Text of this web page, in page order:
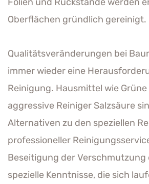
Oberflächen gründlich gereinigt.
Qualitätsveränderungen bei
immer wieder eine
Reinigung. Hausmittel wie
aggressive Reiniger Salzsäure
Alternativen zu den speziellen
professioneller
Beseitigung der Verschmutzung
spezielle Kenntnisse, die sich